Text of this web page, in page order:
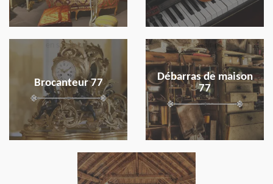
Brocanteur 77
en savoir plus
Débarras de maison
77
en savoir plus
en savoir plus